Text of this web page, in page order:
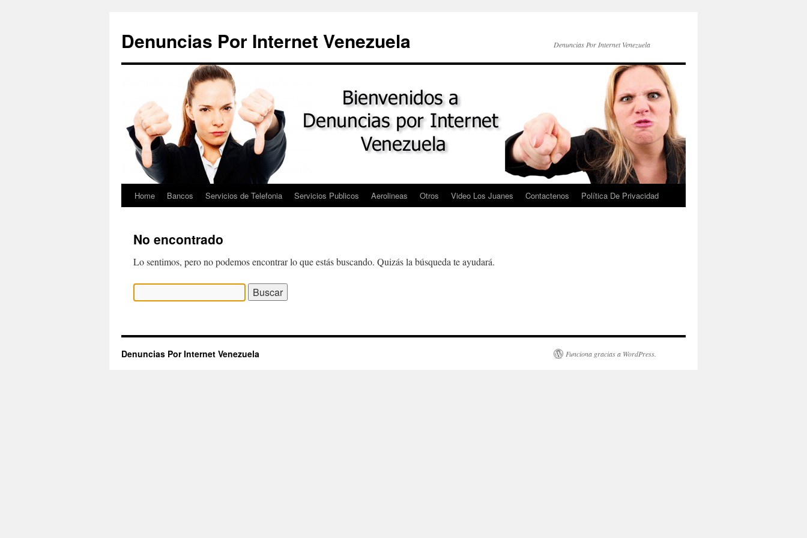
contenido
Denuncias Por Internet Venezuela Denuncias Por Internet Venezuela
Home Bancos Servicios de Telefonia Servicios Publicos Aerolineas Otros Video Los Juanes Contactenos Política De Privacidad
No encontrado
Lo sentimos, pero no podemos encontrar lo que estás buscando. Quizás la búsqueda te ayudará.
Denuncias Por Internet Venezuela Funciona gracias a WordPress.